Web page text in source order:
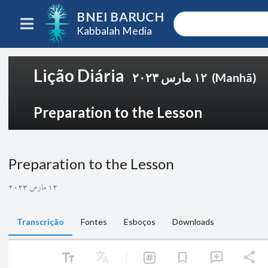
BNEI BARUCH
Kabbalah Media
Lição Diária ١٢ مارس ٢٠٢٣ (Manhã)
Preparation to the Lesson
Preparation to the Lesson
١٢ مارس ٢٠٢٣
Transcrição Fontes Esboços Downloads
text_fields Translate bookmark add_comment share